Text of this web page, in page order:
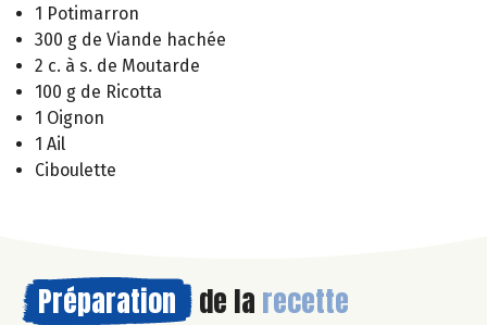
1 Potimarron
300 g de Viande hachée
2 c. à s. de Moutarde
100 g de Ricotta
1 Oignon
1 Ail
Ciboulette
Préparation de la recette